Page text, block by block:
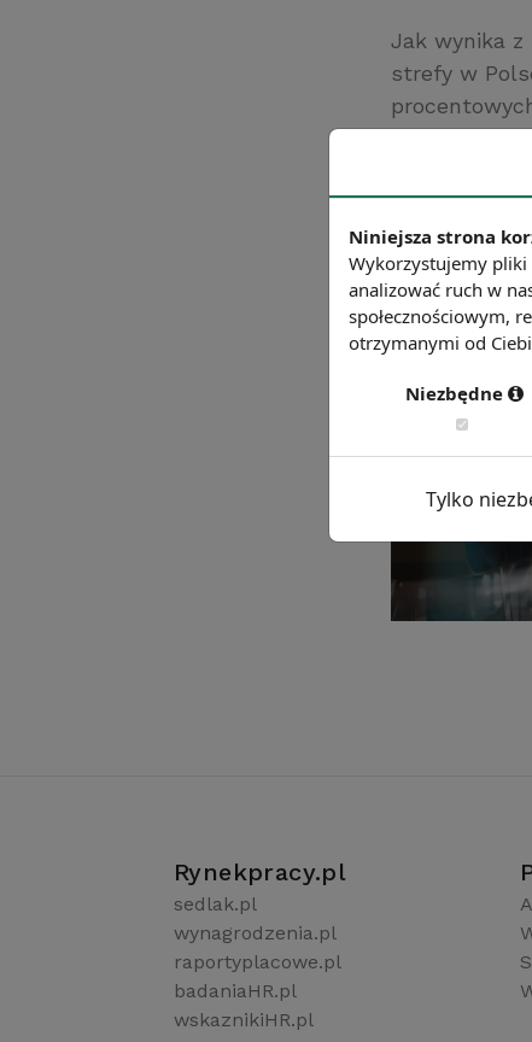
Jak wynika z
strefy w
2013 –
Źródło:
Chcesz
Rynekpracy.pl
sedlak.pl
wynagrodzenia.pl
raportyplacowe.pl
badaniaHR.pl
wskaznikiHR.pl
Niniejsza strona
Wykorzystujemy pliki
analizować ruch w
społecznościowym,
otrzymanymi od
Niezbędne
Tylko